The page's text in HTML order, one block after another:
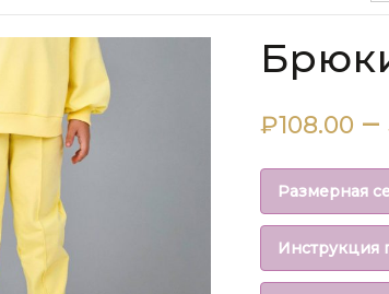
₽108.00 –
Размерная
Инструкция